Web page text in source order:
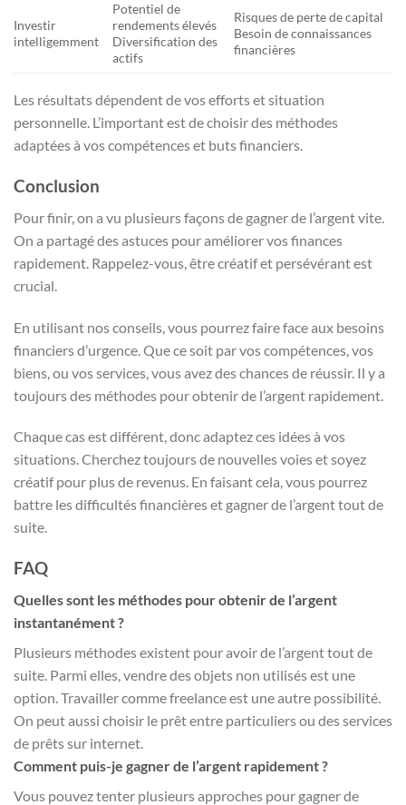
Investir
intelligemment
Potentiel de
rendements élevés
Diversification des
actifs
Risques de perte de capital
Besoin de connaissances
financières
Les résultats dépendent de vos efforts et situation
personnelle. L’important est de choisir des méthodes
adaptées à vos compétences et buts financiers.
Conclusion
Pour finir, on a vu plusieurs façons de gagner de l’argent vite.
On a partagé des astuces pour améliorer vos finances
rapidement. Rappelez-vous, être créatif et persévérant est
crucial.
En utilisant nos conseils, vous pourrez faire face aux besoins
financiers d’urgence. Que ce soit par vos compétences, vos
biens, ou vos services, vous avez des chances de réussir. Il y a
toujours des méthodes pour obtenir de l’argent rapidement.
Chaque cas est différent, donc adaptez ces idées à vos
situations. Cherchez toujours de nouvelles voies et soyez
créatif pour plus de revenus. En faisant cela, vous pourrez
battre les difficultés financières et gagner de l’argent tout de
suite.
FAQ
Quelles sont les méthodes pour obtenir de l’argent
instantanément ?
Plusieurs méthodes existent pour avoir de l’argent tout de
suite. Parmi elles, vendre des objets non utilisés est une
option. Travailler comme freelance est une autre possibilité.
On peut aussi choisir le prêt entre particuliers ou des services
de prêts sur internet.
Comment puis-je gagner de l’argent rapidement ?
Vous pouvez tenter plusieurs approches pour gagner de